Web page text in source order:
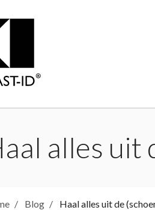
alles uit
Blog Haal alles uit de